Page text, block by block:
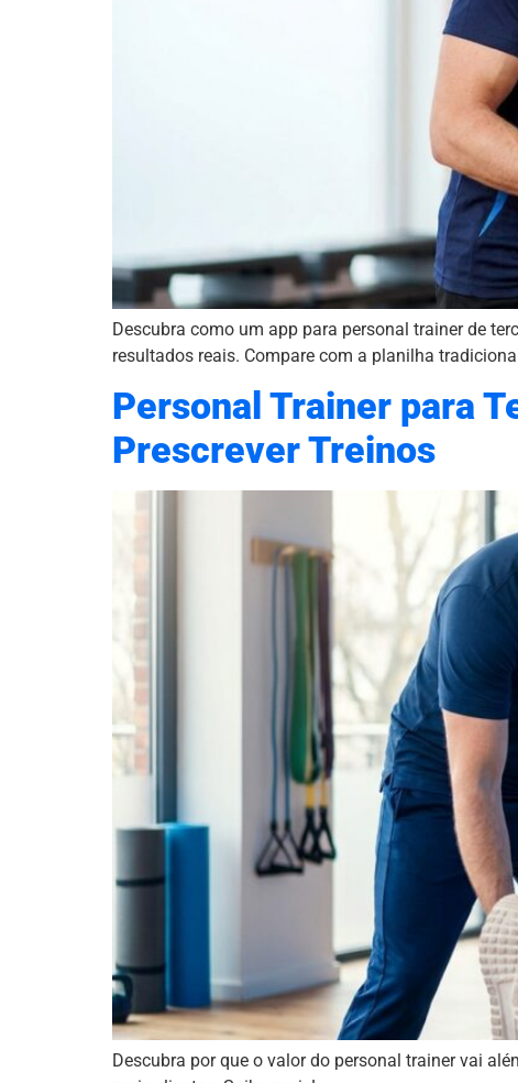
Descubra como um app para personal trainer de
resultados reais. Compare com a planilha
Personal Trainer para
Prescrever Treinos
Descubra por que o valor do personal trainer vai